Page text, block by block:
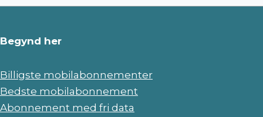
Begynd her
Billigste mobilabonnementer
Bedste mobilabonnement
Abonnement med fri data